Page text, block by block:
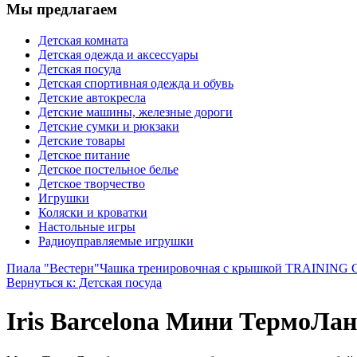
Мы предлагаем
Детская комната
Детская одежда и аксессуары
Детская посуда
Детская спортивная одежда и обувь
Детские автокресла
Детские машины, железные дороги
Детские сумки и рюкзаки
Детские товары
Детское питание
Детское постельное белье
Детское творчество
Игрушки
Коляски и кроватки
Настольные игры
Радиоуправляемые игрушки
Пиала "Вестерн"Чашка тренировочная с крышкой TRAINING
Вернуться к: Детская посуда
Iris Barcelona Мини